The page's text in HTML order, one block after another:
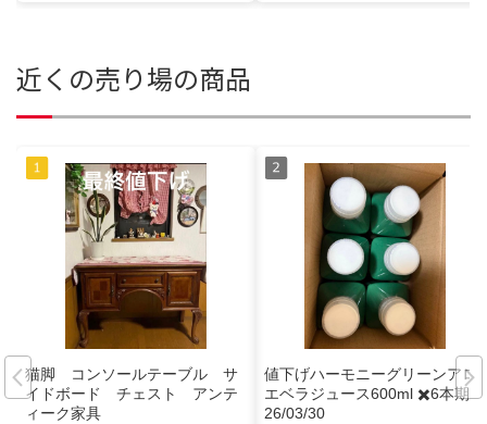
近くの売り場の商品
猫脚 コンソールテーブル サ
イドボード チェスト アンテ
ィーク家具
値下げハーモニーグリーンアロ
エベラジュース600ml ✖️6本期限
26/03/30